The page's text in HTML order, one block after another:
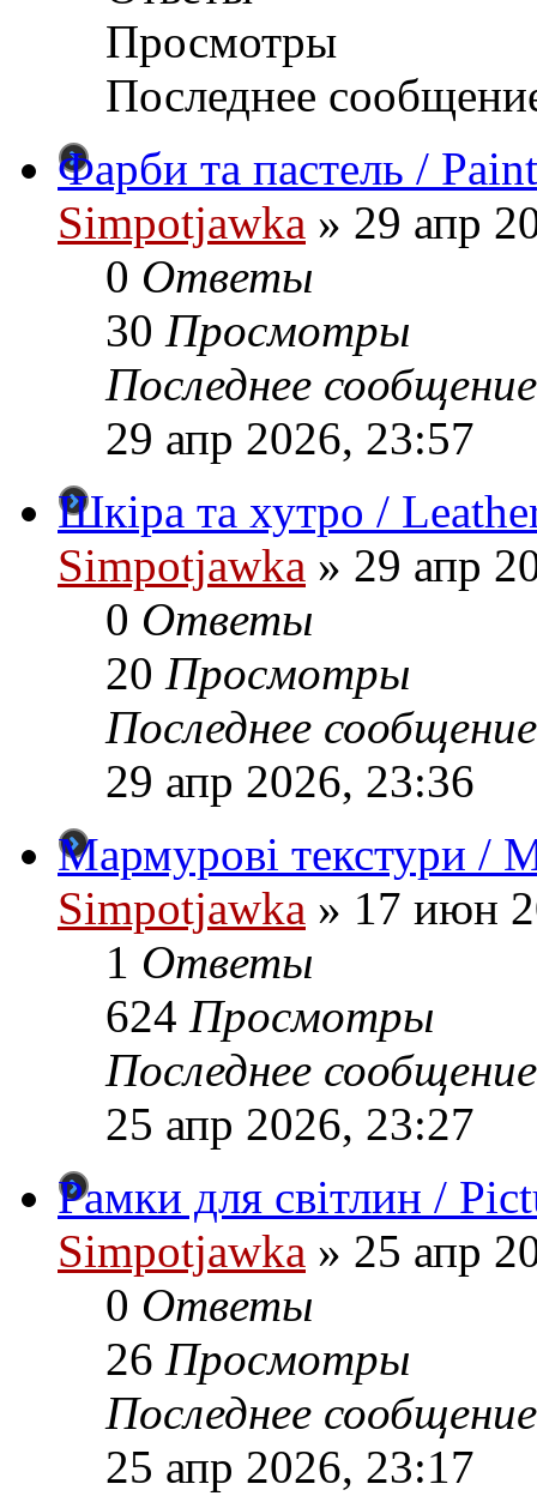
Просмотры
Последнее
Фарби та пастель /
Simpotjawka » 29 апр
0 Ответы
30 Просмотры
Последнее сообщение
29 апр 2026, 23:57
Шкіра та хутро /
Simpotjawka » 29 апр
0 Ответы
20 Просмотры
Последнее сообщение
29 апр 2026, 23:36
Мармурові текстури /
Simpotjawka » 17 июн
1 Ответы
624 Просмотры
Последнее сообщение
25 апр 2026, 23:27
Рамки для світлин /
Simpotjawka » 25 апр
0 Ответы
26 Просмотры
Последнее сообщение
25 апр 2026, 23:17